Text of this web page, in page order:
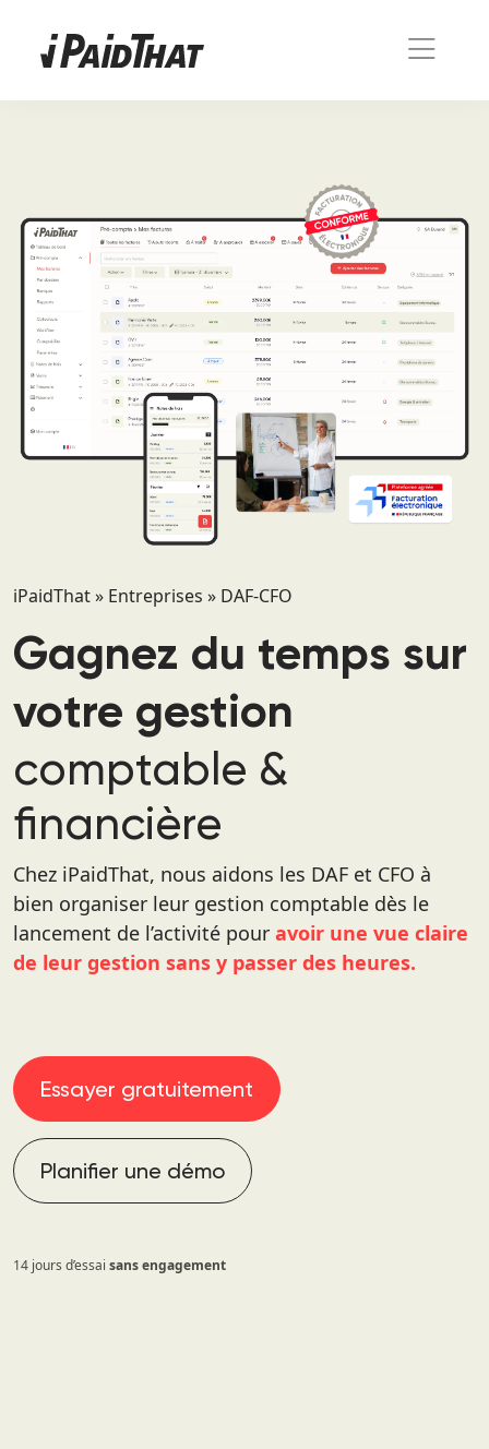
iPaidThat» Entreprises » DAF-CFO
Gagnez du temps sur
votre gestion
comptable &
financière
Chez iPaidThat, nous aidons les DAF et CFO à
bien organiser leur gestion comptable dès le
lancement de l’activité pour avoir une vue claire
de leur gestion sans y passer des heures.
Essayer gratuitement
Planifier une démo
14 jours d’essai sans engagement